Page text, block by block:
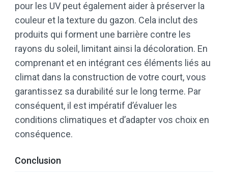
pour les UV peut également aider à préserver la
couleur et la texture du gazon. Cela inclut des
produits qui forment une barrière contre les
rayons du soleil, limitant ainsi la décoloration. En
comprenant et en intégrant ces éléments liés au
climat dans la construction de votre court, vous
garantissez sa durabilité sur le long terme. Par
conséquent, il est impératif d’évaluer les
conditions climatiques et d’adapter vos choix en
conséquence.
Conclusion